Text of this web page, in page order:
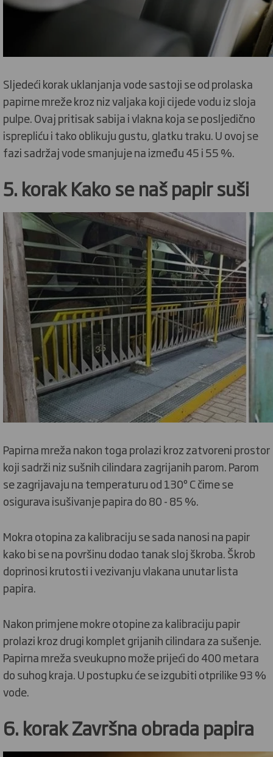
Sljedeći korak uklanjanja vode sastoji se od prolaska
papirne mreže kroz niz valjaka koji cijede vodu iz sloja
pulpe. Ovaj pritisak sabija i vlakna koja se posljedično
isprepliću i tako oblikuju gustu, glatku traku. U ovoj se
fazi sadržaj vode smanjuje na između 45 i 55 %.
5. korak Kako se naš papir suši
Papirna mreža nakon toga prolazi kroz zatvoreni prostor
koji sadrži niz sušnih cilindara zagrijanih parom. Parom
se zagrijavaju na temperaturu od 130º C čime se
osigurava isušivanje papira do 80 - 85 %.
Mokra otopina za kalibraciju se sada nanosi na papir
kako bi se na površinu dodao tanak sloj škroba. Škrob
doprinosi krutosti i vezivanju vlakana unutar lista
papira.
Nakon primjene mokre otopine za kalibraciju papir
prolazi kroz drugi komplet grijanih cilindara za sušenje.
Papirna mreža sveukupno može prijeći do 400 metara
do suhog kraja. U postupku će se izgubiti otprilike 93 %
vode.
6. korak Završna obrada papira